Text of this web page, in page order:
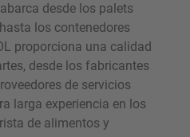
desde los palets
los contenedores
proporciona una calidad
desde los fabricantes
de servicios
larga experiencia en los
de alimentos y